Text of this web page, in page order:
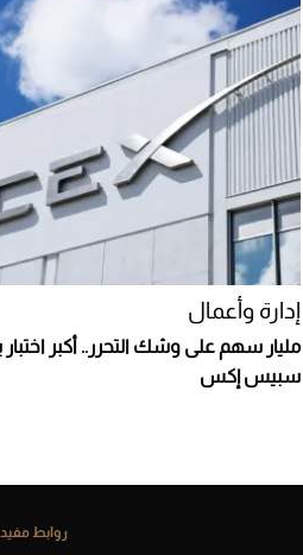
إدارة وأعمال
مليار سهم على وشك التحرر.. أكبر
سبيس إكس
روابط